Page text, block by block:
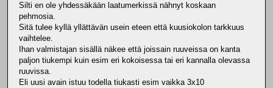
Silti en ole yhdessäkään laatumerkissä nähnyt koskaan
pehmosia.
Sitä tulee kyllä yllättävän usein eteen että kuusiokolon tarkkuus
vaihtelee.
Ihan valmistajan sisällä näkee että joissain ruuveissa on kanta
paljon tiukempi kuin esim eri kokoisessa tai eri kannalla olevassa
ruuvissa.
Eli uusi avain istuu todella tiukasti esim vaikka 3x10